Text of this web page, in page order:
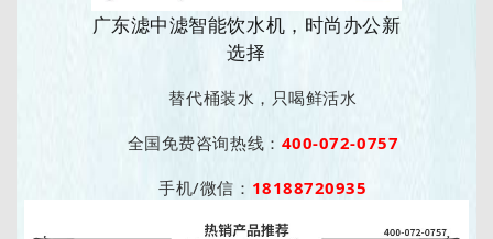
广东滤中滤智能饮水机，时尚办公新
选择
替代桶装水，只喝鲜活水
全国免费咨询热线： 400-072-0757
手机/微信： 18188720935